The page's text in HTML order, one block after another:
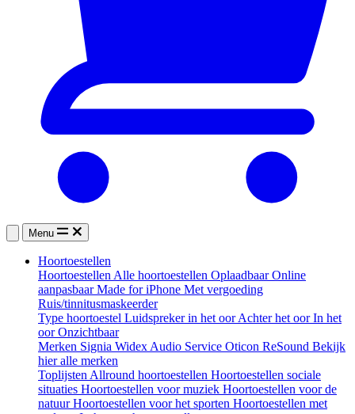
Menu
Hoortoestellen
Hoortoestellen Alle hoortoestellen OplaadbaarOnline
aanpasbaarMade for iPhone Met vergoeding
Ruis/tinnitusmaskeerder
Type hoortoestel Luidspreker in het oorAchter het oorIn het
oorOnzichtbaar
Merken Signia Widex Audio Service Oticon ReSound Bekijk
hier alle merken
Toplijsten Allround hoortoestellen Hoortoestellen sociale
situaties Hoortoestellen voor muziek Hoortoestellen voor de
natuurHoortoestellen voor het sporten Hoortoestellen met